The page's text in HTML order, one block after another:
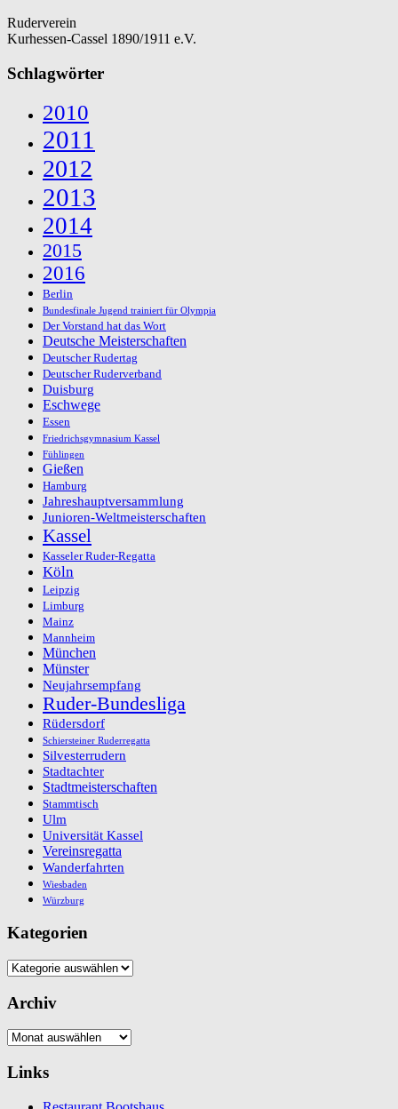
Ruderverein
Kurhessen-Cassel 1890/1911 e.V.
Schlagwörter
2010
2011
2012
2013
2014
2015
2016
Berlin
Bundesfinale Jugend trainiert für Olympia
Der Vorstand hat das Wort
Deutsche Meisterschaften
Deutscher Rudertag
Deutscher Ruderverband
Duisburg
Eschwege
Essen
Friedrichsgymnasium Kassel
Fühlingen
Gießen
Hamburg
Jahreshauptversammlung
Junioren-Weltmeisterschaften
Kassel
Kasseler Ruder-Regatta
Köln
Leipzig
Limburg
Mainz
Mannheim
München
Münster
Neujahrsempfang
Ruder-Bundesliga
Rüdersdorf
Schiersteiner Ruderregatta
Silvesterrudern
Stadtachter
Stadtmeisterschaften
Stammtisch
Ulm
Universität Kassel
Vereinsregatta
Wanderfahrten
Wiesbaden
Würzburg
Kategorien
Kategorien
Archiv
Archiv
Links